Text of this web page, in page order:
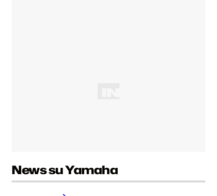
News su Yamaha